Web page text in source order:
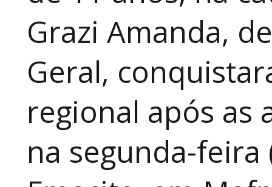
Grazi Amanda,
Geral,
regional após as
na segunda-feira